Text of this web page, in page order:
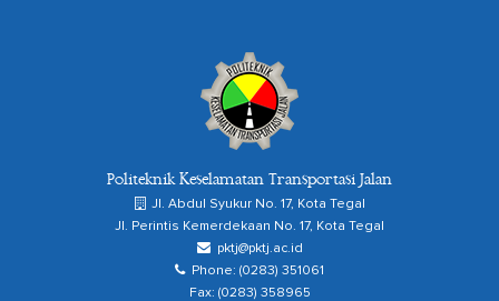
Politeknik Keselamatan Transportasi Jalan
Jl. Abdul Syukur No. 17, Kota Tegal
Jl. Perintis Kemerdekaan No. 17, Kota Tegal
pktj@pktj.ac.id
Phone: (0283) 351061
Fax: (0283) 358965